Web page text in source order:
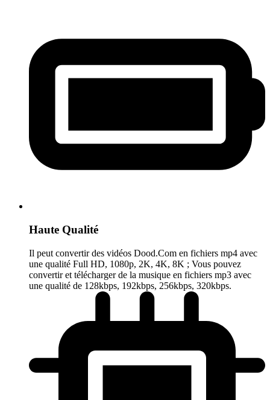
Haute Qualité
Il peut convertir des vidéos Dood.Com en fichiers mp4 avec
une qualité Full HD, 1080p, 2K, 4K, 8K ; Vous pouvez
convertir et télécharger de la musique en fichiers mp3 avec
une qualité de 128kbps, 192kbps, 256kbps, 320kbps.